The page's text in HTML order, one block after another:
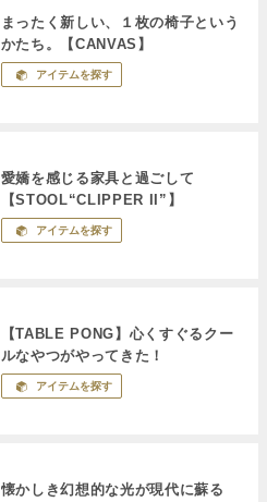
まったく新しい、１枚の椅子という
かたち。【CANVAS】
アイテムを探す
愛嬌を感じる家具と過ごして
【STOOL“CLIPPER II”】
アイテムを探す
【TABLE PONG】心くすぐるクー
ルなやつがやってきた！
アイテムを探す
懐かしき幻想的な光が現代に蘇る